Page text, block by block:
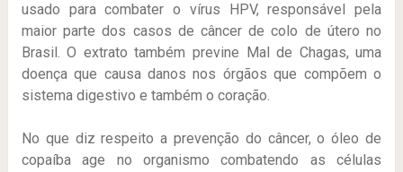
usado para combater o vírus HPV, responsável pela
maior parte dos casos de câncer de colo de útero no
Brasil. O extrato também previne Mal de Chagas, uma
doença que causa danos nos órgãos que compõem o
sistema digestivo e também o coração.
No que diz respeito a prevenção do câncer, o óleo de
copaíba age no organismo combatendo as células